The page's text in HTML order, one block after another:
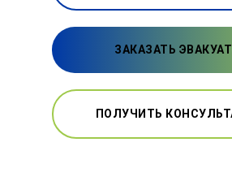
ЗАКАЗАТЬ
ПОЛУЧИТЬ